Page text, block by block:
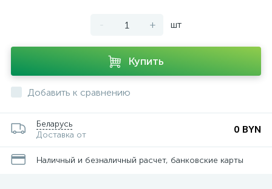
- + шт
Купить
Добавить к сравнению
Беларусь
Доставка от
0 BYN
Наличный и безналичный расчет, банковские карты